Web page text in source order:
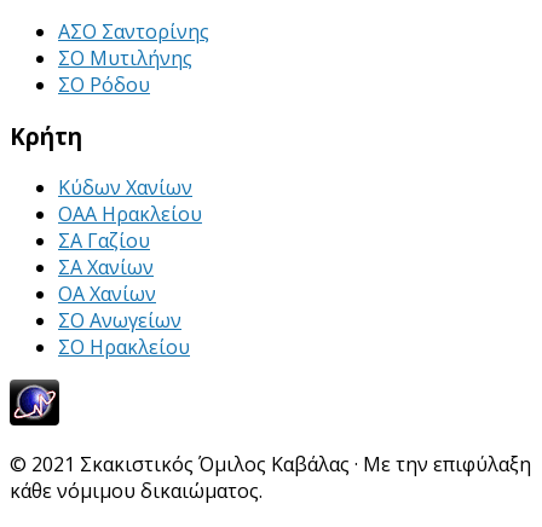
ΑΣΟ Σαντορίνης
ΣΟ Μυτιλήνης
ΣΟ Ρόδου
Κρήτη
Κύδων Χανίων
ΟΑΑ Ηρακλείου
ΣΑ Γαζίου
ΣΑ Χανίων
ΟΑ Χανίων
ΣΟ Ανωγείων
ΣΟ Ηρακλείου
© 2021 Σκακιστικός Όμιλος Καβάλας · Με την επιφύλαξη
κάθε νόμιμου δικαιώματος.